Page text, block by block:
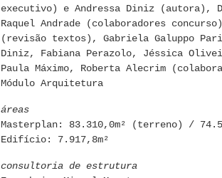
executivo) e Andressa Diniz (autora),
Raquel Andrade (colaboradores
(revisão textos), Gabriela Galuppo
Diniz, Fabiana Perazolo, Jéssica
Paula Máximo, Roberta Alecrim
Módulo Arquitetura
áreas
Masterplan: 83.310,0m² (terreno) /
Edifício: 7.917,8m²
consultoria de estrutura